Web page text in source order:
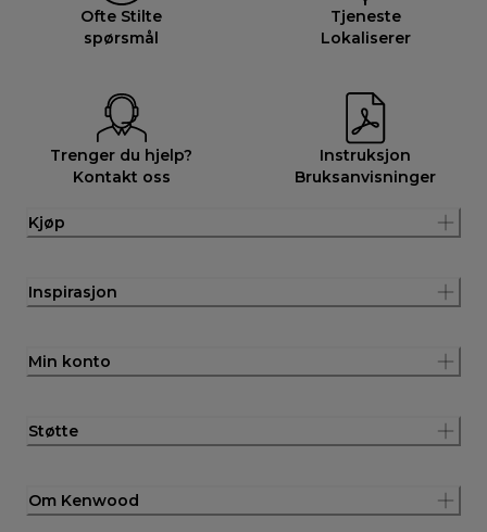
Ofte Stilte
spørsmål
Tjeneste
Lokaliserer
Trenger du hjelp?
Kontakt oss
Instruksjon
Bruksanvisninger
Kjøp
Inspirasjon
Min konto
Støtte
Om Kenwood